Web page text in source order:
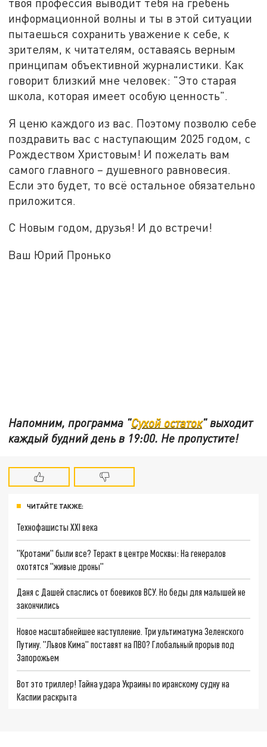
информационной волны и ты в этой ситуации
пытаешься сохранить уважение к себе, к
зрителям, к читателям, оставаясь верным
принципам объективной журналистики. Как
говорит близкий мне человек: "Это старая
школа, которая имеет особую ценность".
Я ценю каждого из вас. Поэтому позволю себе
поздравить вас с наступающим 2025 годом, с
Рождеством Христовым! И пожелать вам
самого главного – душевного равновесия.
Если это будет, то всё остальное обязательно
приложится.
С Новым годом, друзья! И до встречи!
Ваш Юрий Пронько
Напомним, программа "Сухой остаток" выходит
каждый будний день в 19:00. Не пропустите!
ЧИТАЙТЕ ТАКЖЕ:
Технофашисты XXI века
"Кротами" были все? Теракт в центре Москвы: На генералов
охотятся "живые дроны"
Даня с Дашей спаслись от боевиков ВСУ. Но беды для малышей не
закончились
Новое масштабнейшее наступление. Три ультиматума Зеленского
Путину. "Львов Кима" поставят на ПВО? Глобальный прорыв под
Запорожьем
Вот это триллер! Тайна удара Украины по иранскому судну на
Каспии раскрыта